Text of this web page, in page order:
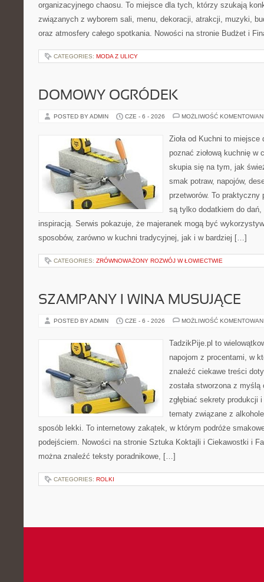
organizacyjnego chaosu. To miejsce dla tych, którzy szukają
związanych z wyborem sali, menu, dekoracji, atrakcji, muzyki,
oraz atmosfery całego spotkania. Nowości na stronie Budżet i
CATEGORIES: MODA Z ULICY
DOMOWY OGRÓDEK
POSTED BY ADMIN CZE - 6 - 2026 MOŻLIWOŚĆ
Zioła od Kuchni to
poznać ziołową kuchnię w
skupia się na tym, jak
smak potraw, napojów,
przetworów. To praktyczny
są tylko dodatkiem do dań,
inspiracją. Serwis pokazuje, że majeranek mogą być
sposobów, zarówno w kuchni tradycyjnej, jak i w bardziej […]
CATEGORIES: ZRÓWNOWAŻONY ROZWÓJ W ŁOWIECTWIE
SZAMPANY I WINA MUSUJĄCE
POSTED BY ADMIN CZE - 6 - 2026 MOŻLIWOŚĆ
TadzikPije.pl to
napojom z procentami, w
znaleźć ciekawe treści
została stworzona z
zgłębiać sekrety produkcji
tematy związane z
sposób lekki. To internetowy zakątek, w którym podróże
podejściem. Nowości na stronie Sztuka Koktajli i Ciekawostki i
można znaleźć teksty poradnikowe, […]
CATEGORIES: ROLKI